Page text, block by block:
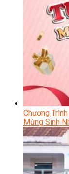
Chương
Mừng Sinh